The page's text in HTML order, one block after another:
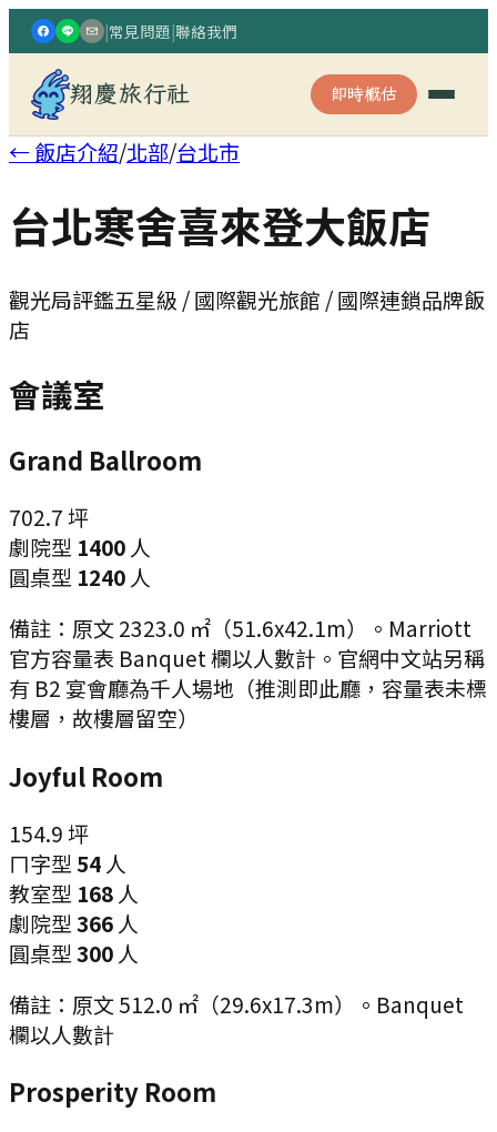
|常見問題|聯絡我們
翔慶旅行社 即時概估
← 飯店介紹/北部/台北市
台北寒舍喜來登大飯店
觀光局評鑑五星級 / 國際觀光旅館 / 國際連鎖品牌飯
店
會議室
Grand Ballroom
702.7坪
劇院型 1400人
圓桌型 1240人
備註： 原文 2323.0 ㎡（51.6x42.1m）。Marriott
官方容量表 Banquet 欄以人數計。官網中文站另稱
有 B2 宴會廳為千人場地（推測即此廳，容量表未標
樓層，故樓層留空）
Joyful Room
154.9坪
ㄇ字型 54 人
教室型 168 人
劇院型 366 人
圓桌型 300 人
備註： 原文 512.0 ㎡（29.6x17.3m）。Banquet
欄以人數計
Prosperity Room